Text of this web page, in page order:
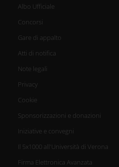
Albo Ufficiale
Concorsi
Gare di appalto
Atti di notifica
Note legali
Privacy
Cookie
Sponsorizzazioni e donazioni
Iniziative e convegni
Il 5x1000 all'Università di Verona
Firma Elettronica Avanzata